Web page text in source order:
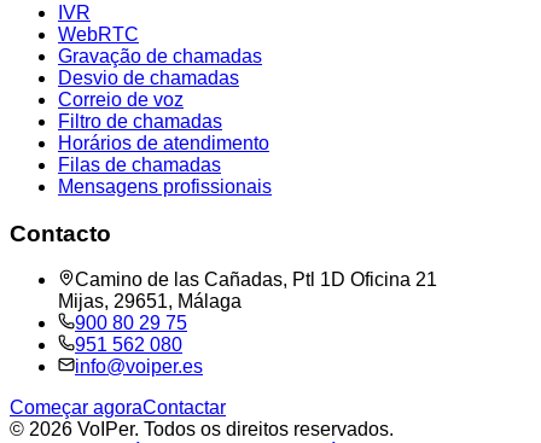
IVR
WebRTC
Gravação de chamadas
Desvio de chamadas
Correio de voz
Filtro de chamadas
Horários de atendimento
Filas de chamadas
Mensagens profissionais
Contacto
Camino de las Cañadas, Ptl 1D Oficina 21
Mijas, 29651, Málaga
900 80 29 75
951 562 080
info@voiper.es
Começar agoraContactar
© 2026 VoIPer. Todos os direitos reservados.